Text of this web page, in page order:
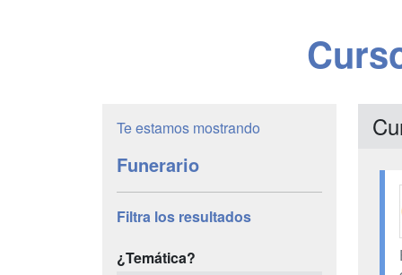
Te estamos mostrando
Funerario
Filtra los resultados
¿Temática?